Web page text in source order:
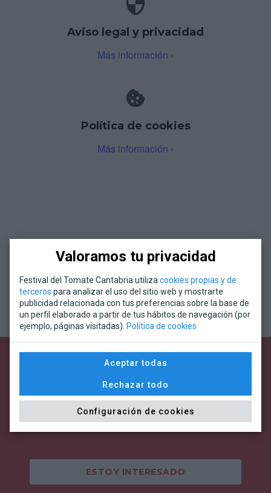
Aviso legal y privacidad
Más información ›
Política de cookies
Más información ›
¿Te gustaría participar
en el festival?
¡Contacta con nosotros. Te atenderemos
con la mayor brevedad posible!
ESTOY INTERESADO
Valoramos tu privacidad
Festival del Tomate Cantabria utiliza cookies propias y de
terceros para analizar el uso del sitio web y mostrarte
publicidad relacionada con tus preferencias sobre la base de
un perfil elaborado a partir de tus hábitos de navegación (por
ejemplo, páginas visitadas). Política de cookies
Aceptar todas
Rechazar todo
Configuración de cookies